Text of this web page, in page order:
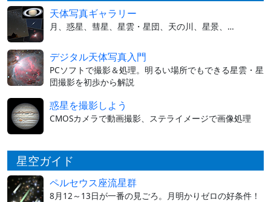
天体写真ギャラリー
月、惑星、彗星、星雲・星団、天の川、星景、…
デジタル天体写真入門
PCソフトで撮影＆処理。明るい場所でもできる星雲・星
団撮影を初歩から解説
惑星を撮影しよう
CMOSカメラで動画撮影、ステライメージで画像処理
星空ガイド
ペルセウス座流星群
8月12～13日が一番の見ごろ。月明かりゼロの好条件！